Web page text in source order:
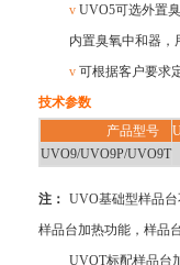
v UVO5可选外置
内置臭氧中和器，
v 可根据客户要求
技术参数
产品型号
UVO9/UVO9P/UVO9T
注： UVO基础型样品台
样品台加热功能 ，样品
UVOT标配样品台